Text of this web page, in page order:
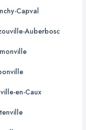
Capval
Auberbosc
en-Caux